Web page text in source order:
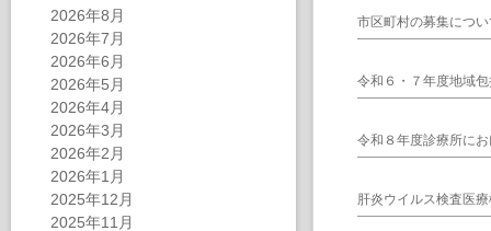
2026年8月
2026年7月
2026年6月
2026年5月
2026年4月
2026年3月
2026年2月
2026年1月
2025年12月
2025年11月
市区町村の募集につ
令和６・７年度地域
令和８年度診療所に
肝炎ウイルス検査医